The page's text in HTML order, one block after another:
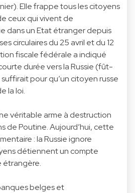
Elle frappe tous les citoyens
ceux qui vivent de
dans un Etat étranger depuis
circulaires du 25 avril et du 12
fiscale fédérale a indiqué
durée vers la Russie (fût-
pour qu’un citoyen russe
la loi.
véritable arme à destruction
de Poutine. Aujourd’hui, cette
: la Russie ignore
détiennent un compte
étrangère.
belges et